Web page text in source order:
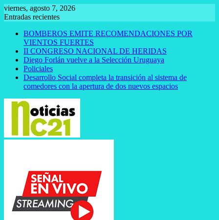
Saltar
al
viernes, agosto 7, 2026
Entradas recientes
BOMBEROS EMITE RECOMENDACIONES POR
VIENTOS FUERTES
II CONGRESO NACIONAL DE HERIDAS
Diego Forlán vuelve a la Selección Uruguaya
Policiales
Desarrollo Social completa la transición al sistema de
comedores con la apertura de dos nuevos espacios